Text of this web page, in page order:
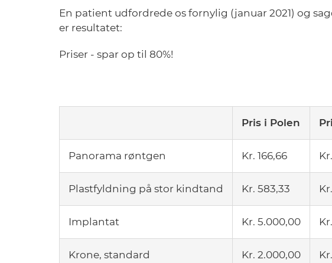
En patient udfordrede os fornylig (januar 2021) og
er resultatet:
Priser - spar op til 80%!
Pris i Polen
Panorama røntgen Kr. 166,66
Plastfyldning på stor kindtand Kr. 583,33
Implantat Kr. 5.000,00
Krone, standard Kr. 2.000,00